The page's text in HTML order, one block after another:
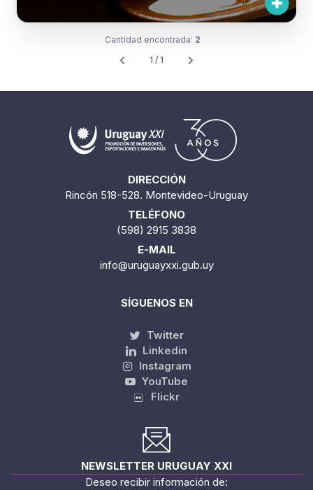
Cantidad encontrada: 2
1 / 1
DIRECCIÓN
Rincón 518-528. Montevideo-Uruguay
TELÉFONO
(598) 2915 3838
E-MAIL
info@uruguayxxi.gub.uy
SÍGUENOS EN
Twitter
Linkedin
Instagram
YouTube
Flickr
NEWSLETTER URUGUAY XXI
Deseo recibir información de: